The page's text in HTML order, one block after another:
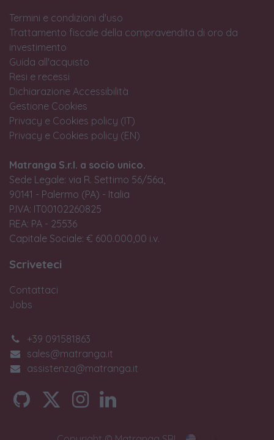
Termini e condizioni d'uso
Trattamento fiscale della compravendita di oro da
investimento
Guida all'acquisto
Resi e recessi
Dichiarazione Accessibilità
Gestione Cookies
Privacy e Cookies policy (IT)
Privacy e Cookies policy (EN)
Matranga S.r.l. a socio unico.
Sede Legale: via R. Settimo 56/56a,
90141 - Palermo (PA) - Italia
P.IVA: IT00102260825
REA: PA - 25536
Capitale Sociale: € 600.000,00 i.v.
Scriveteci
Contattaci
Jobs
+39 091581863
sales@matranga.it
assistenza@matranga.it